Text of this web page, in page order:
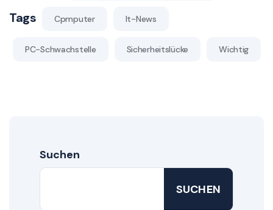
Tags Cpmputer It-News
PC-Schwachstelle Sicherheitslücke Wichtig
Suchen
SUCHEN